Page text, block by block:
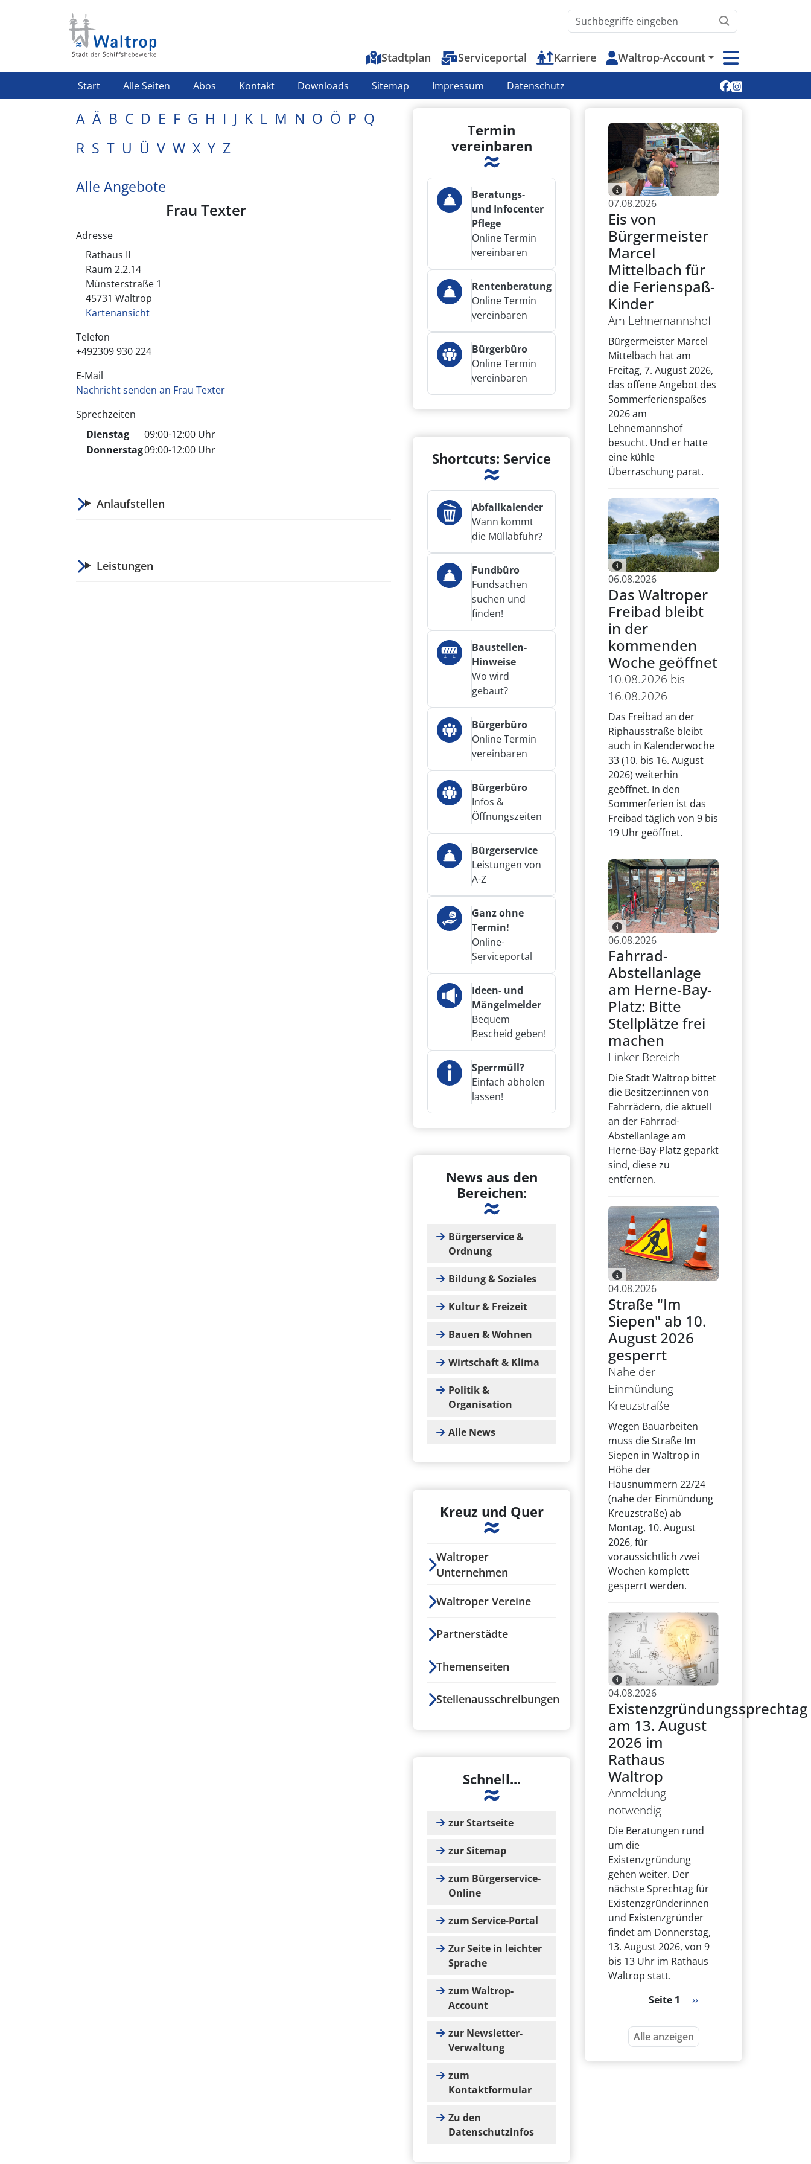
Waltrop.de durchsuchen
Top-Menu
Stadtplan Serviceportal Karriere Waltrop-Account
Highlight Menü
Start Alle Seiten Abos Kontakt Downloads Sitemap Impressum Datenschutz Soziale Medien
A Ä B C D E F G H I J K L M N O Ö P Q
R S T U Ü V W X Y Z
Alle Angebote
Frau Texter
Adresse
Rathaus II
Raum 2.2.14
Münsterstraße 1
45731 Waltrop
Kartenansicht
Telefon
+492309 930 224
E-Mail
Nachricht senden an Frau Texter
Sprechzeiten
Dienstag
09:00-12:00 Uhr
Donnerstag09:00-12:00 Uhr
Anlaufstellen
Leistungen
Termin
vereinbaren
Beratungs-
und Infocenter
Pflege
Online Termin
vereinbaren
Rentenberatung
Online Termin
vereinbaren
Bürgerbüro
Online Termin
vereinbaren
Shortcuts: Service
Abfallkalender
Wann kommt
die Müllabfuhr?
Fundbüro
Fundsachen
suchen und
finden!
Baustellen-
Hinweise
Wo wird
gebaut?
Bürgerbüro
Online Termin
vereinbaren
Bürgerbüro
Infos &
Öffnungszeiten
Bürgerservice
Leistungen von
A-Z
Ganz ohne
Termin!
Online-
Serviceportal
Ideen- und
Mängelmelder
Bequem
Bescheid geben!
Sperrmüll?
Einfach abholen
lassen!
News aus den
Bereichen:
Bürgerservice &
Ordnung
Bildung & Soziales
Kultur & Freizeit
Bauen & Wohnen
Wirtschaft & Klima
Politik &
Organisation
Alle News
Kreuz und Quer
Waltroper
Unternehmen
Waltroper Vereine
Partnerstädte
Themenseiten
Stellenausschreibungen
Schnell...
zur Startseite
zur Sitemap
zum Bürgerservice-
Online
zum Service-Portal
Zur Seite in leichter
Sprache
zum Waltrop-
Account
zur Newsletter-
Verwaltung
zum
Kontaktformular
Zu den
Datenschutzinfos
07.08.2026
Eis von
Bürgermeister
Marcel
Mittelbach für
die Ferienspaß-
Kinder
Am Lehnemannshof
Bürgermeister Marcel
Mittelbach hat am
Freitag, 7. August 2026,
das offene Angebot des
Sommerferienspaßes
2026 am
Lehnemannshof
besucht. Und er hatte
eine kühle
Überraschung parat.
06.08.2026
Das Waltroper
Freibad bleibt
in der
kommenden
Woche geöffnet
10.08.2026 bis
16.08.2026
Das Freibad an der
Riphausstraße bleibt
auch in Kalenderwoche
33 (10. bis 16. August
2026) weiterhin
geöffnet. In den
Sommerferien ist das
Freibad täglich von 9 bis
19 Uhr geöffnet.
06.08.2026
Fahrrad-
Abstellanlage
am Herne-Bay-
Platz: Bitte
Stellplätze frei
machen
Linker Bereich
Die Stadt Waltrop bittet
die Besitzer:innen von
Fahrrädern, die aktuell
an der Fahrrad-
Abstellanlage am
Herne-Bay-Platz geparkt
sind, diese zu
entfernen.
04.08.2026
Straße "Im
Siepen" ab 10.
August 2026
gesperrt
Nahe der
Einmündung
Kreuzstraße
Wegen Bauarbeiten
muss die Straße Im
Siepen in Waltrop in
Höhe der
Hausnummern 22/24
(nahe der Einmündung
Kreuzstraße) ab
Montag, 10. August
2026, für
voraussichtlich zwei
Wochen komplett
gesperrt werden.
04.08.2026
Existenzgründungssprechtag
am 13. August
2026 im
Rathaus
Waltrop
Anmeldung
notwendig
Die Beratungen rund
um die
Existenzgründung
gehen weiter. Der
nächste Sprechtag für
Existenzgründerinnen
und Existenzgründer
findet am Donnerstag,
13. August 2026, von 9
bis 13 Uhr im Rathaus
Waltrop statt.
Seitennummerierung
Seite 1 Nächste Seite
››
Alle anzeigen